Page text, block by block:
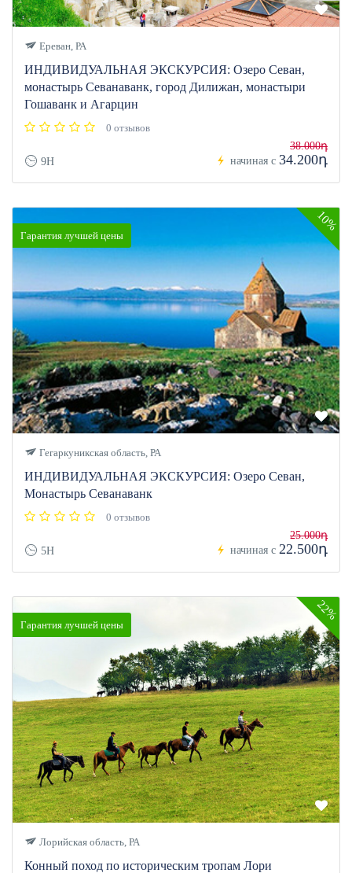
Ереван, РА
ИНДИВИДУАЛЬНАЯ ЭКСКУРСИЯ: Озеро Севан,
монастырь Севанаванк, город Дилижан, монастыри
Гошаванк и Агарцин
0 отзывов
9H начиная с
38.000դ
34.200դ
Гарантия лучшей цены
10%
Гегаркуникская область, РА
ИНДИВИДУАЛЬНАЯ ЭКСКУРСИЯ: Озеро Севан,
Монастырь Севанаванк
0 отзывов
5H начиная с
25.000դ
22.500դ
Гарантия лучшей цены
22%
Лорийская область, РА
Конный поход по историческим тропам Лори